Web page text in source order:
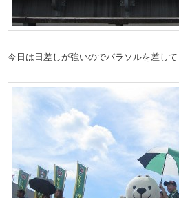
今日は日差しが強いのでパラソルを差し